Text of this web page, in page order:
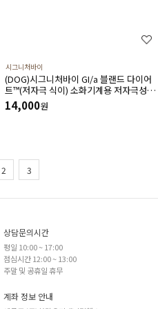
시그니처바이
(DOG)시그니처바이 GI/a 블랜드 다이어
트™(저자극 식이) 소화기계용 저자극성
처방캔 240g(30gx8ea)
14,000원
2 3
상담문의시간
평일 10:00 ~ 17:00
점심시간 12:00 ~ 13:00
주말 및 공휴일 휴무
계좌 정보 안내